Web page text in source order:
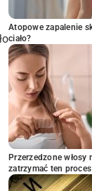
Atopowe zapalenie
ciało?
Przerzedzone włosy
zatrzymać ten proces